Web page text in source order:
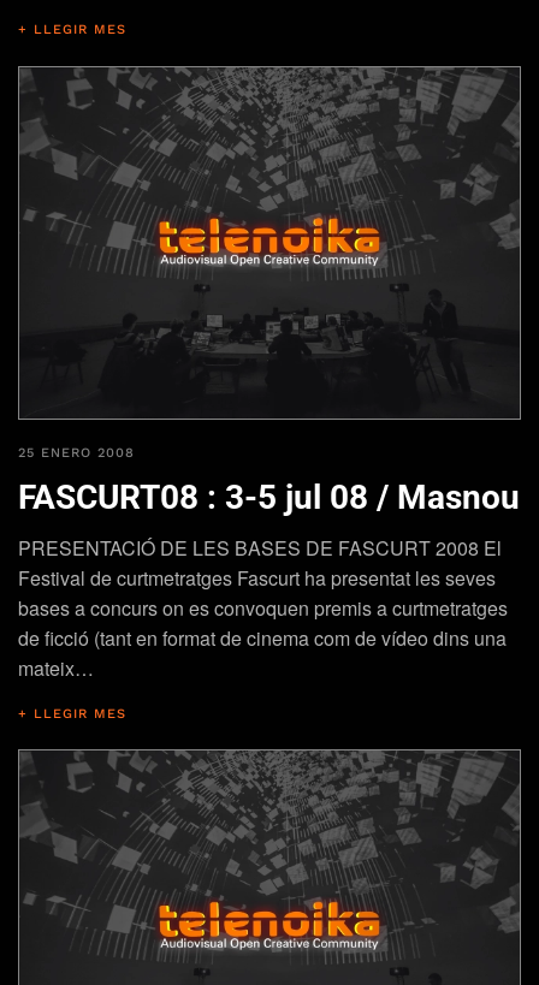
+ LLEGIR MES
25 ENERO 2008
FASCURT08 : 3-5 jul 08 / Masnou
PRESENTACIÓ DE LES BASES DE FASCURT 2008 El
Festival de curtmetratges Fascurt ha presentat les seves
bases a concurs on es convoquen premis a curtmetratges
de ficció (tant en format de cinema com de vídeo dins una
mateix…
+ LLEGIR MES